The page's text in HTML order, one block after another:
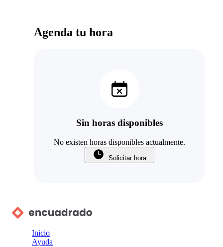
Agenda tu hora
Sin horas disponibles
No existen horas disponibles actualmente.
Solicitar hora
Inicio
Ayuda